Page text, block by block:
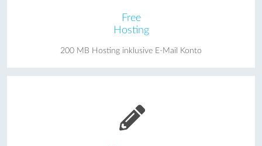
Free
Hosting
200 MB Hosting inklusive E-Mail Konto